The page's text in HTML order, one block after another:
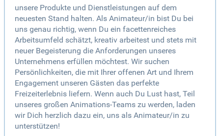
unsere Produkte und Dienstleistungen auf dem
neuesten Stand halten. Als Animateur/in bist Du bei
uns genau richtig, wenn Du ein facettenreiches
Arbeitsumfeld schätzt, kreativ arbeitest und stets mit
neuer Begeisterung die Anforderungen unseres
Unternehmens erfüllen möchtest. Wir suchen
Persönlichkeiten, die mit Ihrer offenen Art und Ihrem
Engagement unseren Gästen das perfekte
Freizeiterlebnis liefern. Wenn auch Du Lust hast, Teil
unseres großen Animations-Teams zu werden, laden
wir Dich herzlich dazu ein, uns als Animateur/in zu
unterstützen!